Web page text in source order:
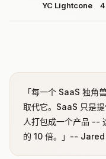
YC Lightcone
「每一个 SaaS 独角
取代它。SaaS 只是
人打包成一个产品 --
的 10 倍。」--